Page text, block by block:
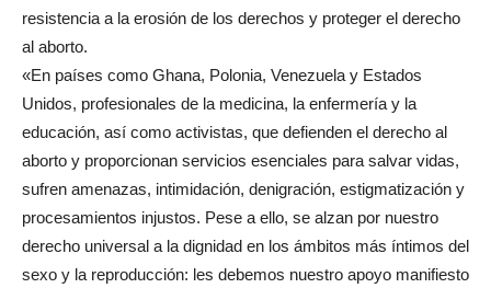
resistencia a la erosión de los derechos y proteger el derecho
al aborto.
«En países como Ghana, Polonia, Venezuela y Estados
Unidos, profesionales de la medicina, la enfermería y la
educación, así como activistas, que defienden el derecho al
aborto y proporcionan servicios esenciales para salvar vidas,
sufren amenazas, intimidación, denigración, estigmatización y
procesamientos injustos. Pese a ello, se alzan por nuestro
derecho universal a la dignidad en los ámbitos más íntimos del
sexo y la reproducción: les debemos nuestro apoyo manifiesto